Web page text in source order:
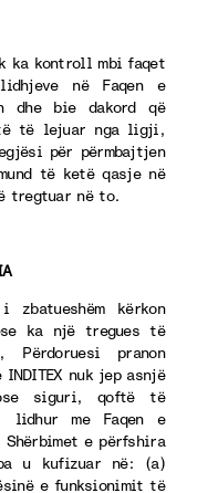
ka kontroll mbi faqet
në Faqen e
dhe bie dakord që
të lejuar nga ligji,
për përmbajtjen
të ketë qasje në
tregtuar në to.
kërkon
ka një tregues të
Përdoruesi pranon
nuk jep asnjë
siguri, qoftë të
lidhur me Faqen e
e përfshira
u kufizuar në: (a)
e funksionimit të